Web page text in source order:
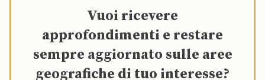
Vuoi ricevere
approfondimenti e restare
sempre aggiornato sulle aree
geografiche di tuo interesse?